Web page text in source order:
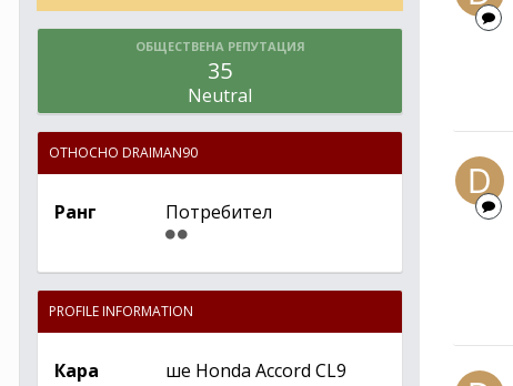
ОБЩЕСТВЕНА РЕПУТАЦИЯ
35
Neutral
ОТНОСНО DRAIMAN90
Ранг Потребител
PROFILE INFORMATION
Кара
ше Honda Accord CL9